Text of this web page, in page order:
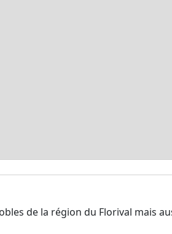
de la région du Florival mais